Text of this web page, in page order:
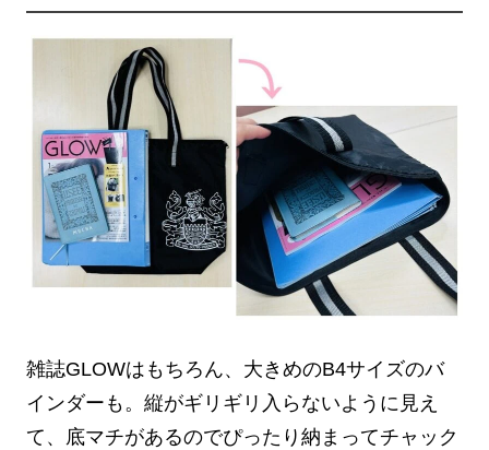
雑誌GLOWはもちろん、大きめのB4サイズのバ
インダーも。縦がギリギリ入らないように見え
て、底マチがあるのでぴったり納まってチャック